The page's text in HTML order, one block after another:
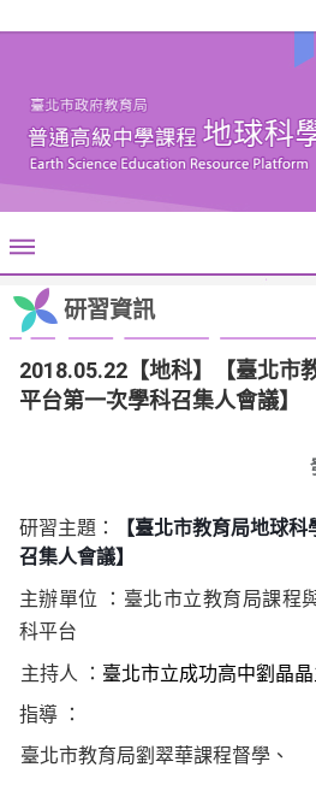
研習資訊
2018.05.22【地科】【臺北市
平台第一次學科召集人會議】
研習主題：
【臺北市教育局地球
召集人會議】
主辦單位 ：臺北市立教育局課程
科平台
主持人 ： 臺北市立成功高中劉晶
指導
：
臺北市教育局劉翠華課程督學、